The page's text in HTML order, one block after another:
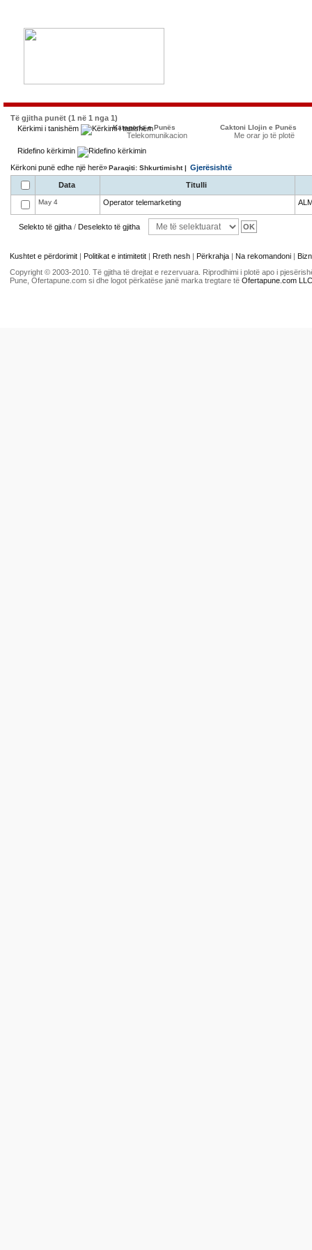
Të gjitha punët (1 në 1 nga 1)
Kërkimi i tanishëm
Kategoria e Punës
Telekomunikacion
Caktoni Llojin e Punës
Me orar jo të plotë
Ridefino kërkimin
Kërkoni punë edhe një herë»Paraqiti: Shkurtimisht | Gjerësishtë
Data Titulli
May 4 Operator telemarketing
Selekto të gjitha / Deselekto të gjitha
Kushtet e përdorimit | Politikat e intimitetit | Rreth nesh | Përkrahja | Na rekomandoni |
Copyright © 2003-2010. Të gjitha të drejtat e rezervuara. Riprodhimi i plotë apo i
Pune, Ofertapune.com si dhe logot përkatëse janë marka tregtare të Ofertapune.com LLC